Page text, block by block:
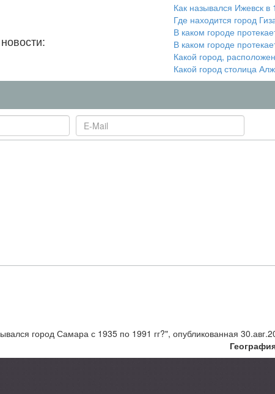
Как назывался Ижевск в
Где находится город
В каком городе
В каком городе
Какой город,
Какой город столица
город Самара с 1935 по 1991 гг?", опубликованная